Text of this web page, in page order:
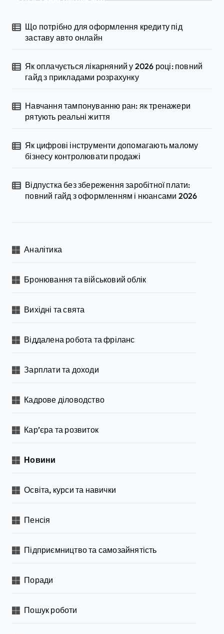
Що потрібно для оформлення кредиту під
заставу авто онлайн
Як оплачується лікарняний у 2026 році: повний
гайд з прикладами розрахунку
Навчання тампонуванню ран: як тренажери
рятують реальні життя
Як цифрові інструменти допомагають малому
бізнесу контролювати продажі
Відпустка без збереження заробітної плати:
повний гайд з оформленням і нюансами 2026
Аналітика
Бронювання та військовий облік
Вихідні та свята
Віддалена робота та фріланс
Зарплати та доходи
Кадрове діловодство
Кар’єра та розвиток
Новини
Освіта, курси та навички
Пенсія
Підприємництво та самозайнятість
Поради
Пошук роботи